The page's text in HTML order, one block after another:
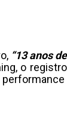
“13 anos
o